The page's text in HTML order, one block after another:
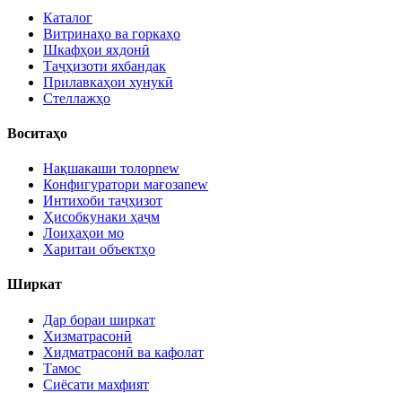
Каталог
Витринаҳо ва горкаҳо
Шкафҳои яхдонӣ
Таҷҳизоти яхбандак
Прилавкаҳои хунукӣ
Стеллажҳо
Воситаҳо
Нақшакаши толорnew
Конфигуратори мағозаnew
Интихоби таҷҳизот
Ҳисобкунаки ҳаҷм
Лоиҳаҳои мо
Харитаи объектҳо
Ширкат
Дар бораи ширкат
Хизматрасонӣ
Хидматрасонӣ ва кафолат
Тамос
Сиёсати махфият